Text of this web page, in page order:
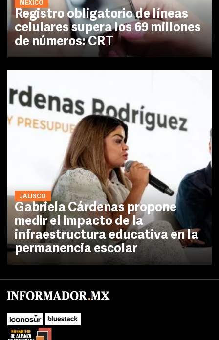
MÉXICO
Registro obligatorio de líneas
celulares supera los 69 millones
de números: CRT
JALISCO
Gabriela Cárdenas propone
medir el impacto de la
infraestructura educativa en la
permanencia escolar